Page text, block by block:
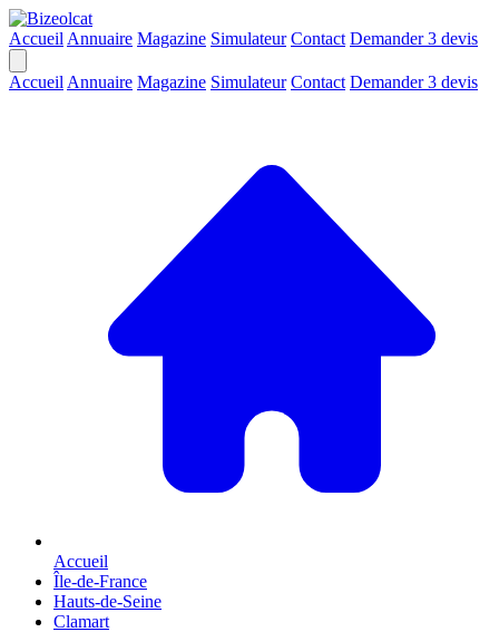
Accueil Annuaire Magazine Simulateur Contact Demander 3 devis
Accueil Annuaire Magazine Simulateur Contact Demander 3 devis
Accueil
Île-de-France
Hauts-de-Seine
Clamart